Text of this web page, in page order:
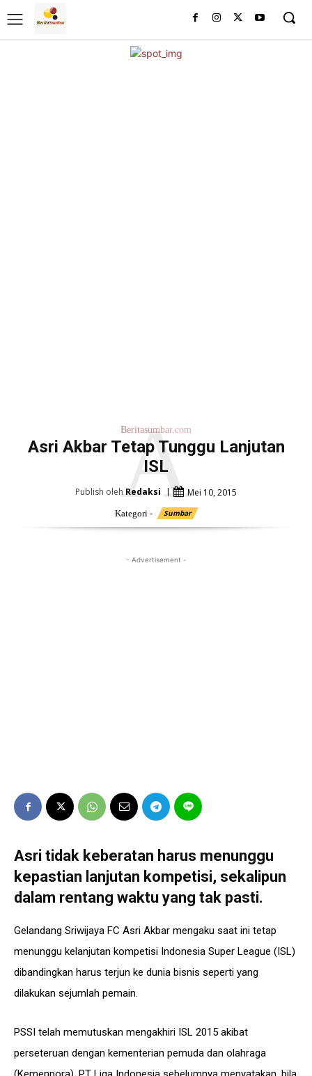
Beritasumbar.com
Asri Akbar Tetap Tunggu Lanjutan
ISL
A
Publish oleh Redaksi Mei 10, 2015
Kategori - Sumbar
- Advertisement -
Asri tidak keberatan harus menunggu
kepastian lanjutan kompetisi, sekalipun
dalam rentang waktu yang tak pasti.
Gelandang Sriwijaya FC Asri Akbar mengaku saat ini tetap
menunggu kelanjutan kompetisi Indonesia Super League (ISL)
dibandingkan harus terjun ke dunia bisnis seperti yang
dilakukan sejumlah pemain.
PSSI telah memutuskan mengakhiri ISL 2015 akibat
perseteruan dengan kementerian pemuda dan olahraga